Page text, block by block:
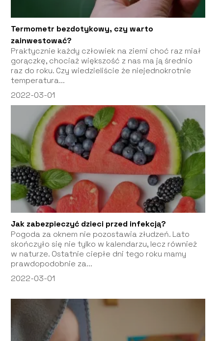
Termometr bezdotykowy, czy warto
zainwestować?
Praktycznie każdy człowiek na ziemi choć raz miał
gorączkę, chociaż większość z nas ma ją średnio
raz do roku. Czy wiedzieliście że niejednokrotnie
temperatura...
2022-03-01
Jak zabezpieczyć dzieci przed infekcją?
Pogoda za oknem nie pozostawia złudzeń. Lato
skończyło się nie tylko w kalendarzu, lecz również
w naturze. Ostatnie ciepłe dni tego roku mamy
prawdopodobnie za...
2022-03-01